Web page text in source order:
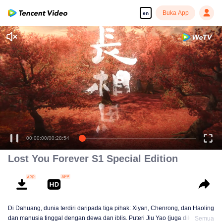
en Buka App
00:00:00/00:28:54
=Hilang Selamanya S1=
Lost You Forever S1 Special Edition
Di Dahuang, dunia terdiri daripada tiga pihak: Xiyan, Chenrong, dan Haoling
dan manusia tinggal dengan dewa dan iblis. Puteri Jiu Yao (juga dikenaliSemua